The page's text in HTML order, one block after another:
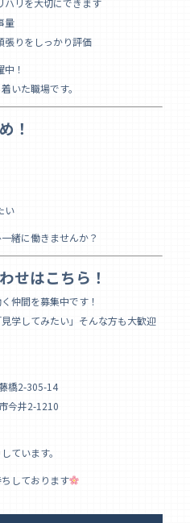
量
張りをしっかり評価
！
いた職場です。
！
い
緒に働きませんか？
せはこちら！
仲間を募集中です！
学してみたい」そんな方も大歓迎
橋2-305-14
今井2-1210
ています。
しております